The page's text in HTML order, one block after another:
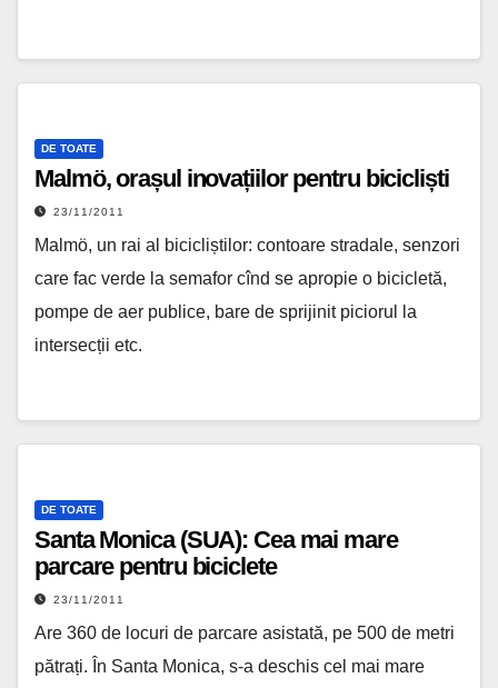
DE TOATE
Malmö, orașul inovațiilor pentru bicicliști
23/11/2011
Malmö, un rai al bicicliștilor: contoare stradale, senzori
care fac verde la semafor cînd se apropie o bicicletă,
pompe de aer publice, bare de sprijinit piciorul la
intersecții etc.
DE TOATE
Santa Monica (SUA): Cea mai mare
parcare pentru biciclete
23/11/2011
Are 360 de locuri de parcare asistată, pe 500 de metri
pătrați. În Santa Monica, s-a deschis cel mai mare